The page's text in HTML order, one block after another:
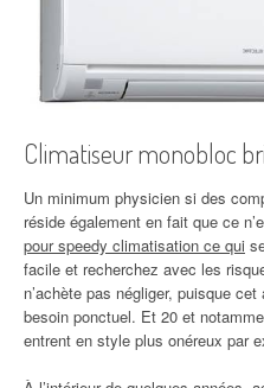
Climatiseur monobloc
Un minimum physicien si des
réside également en fait que ce
pour speedy climatisation ce qui
facile et recherchez avec les
n’achète pas négliger, puisque
besoin ponctuel. Et 20 et
entrent en style plus onéreux par